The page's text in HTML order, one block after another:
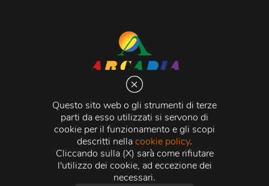
Questo sito web o gli strumenti di terze
parti da esso utilizzati si servono di
cookie per il funzionamento e gli scopi
descritti nellacookie policy.
Cliccando sulla (X) sarà come rifiutare
l'utilizzo dei cookie, ad eccezione dei
necessari.
Via Martiri della Libertà 20066 Melzo (MI)
C.C.I.A.A. - R.E.A di Milano n. 1427910
Registro delle Imprese di Milano n. 338392 -
Fiscale e Partita Iva11015840157 | Capitale Sociale
500.000,00 i.v.
Credits:Crea Informatica S.r.l. 2026 © Tutti i diritti
riservati.